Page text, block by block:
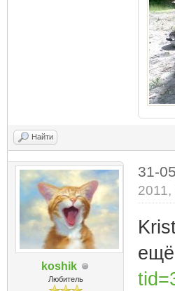
Найти
koshik
Любитель
31-
2011,
ещё